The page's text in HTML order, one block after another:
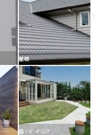
屋根
庭・ｶﾞｰﾃﾞﾆﾝｸﾞ